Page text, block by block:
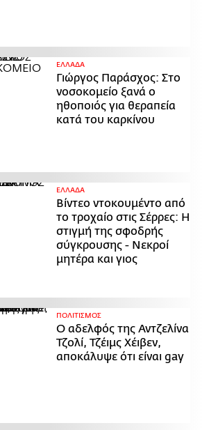
ΕΛΛΑΔΑ
Γιώργος Παράσχος: Στο
νοσοκομείο ξανά ο
ηθοποιός για θεραπεία
κατά του καρκίνου
ΕΛΛΑΔΑ
Βίντεο ντοκουμέντο από
το τροχαίο στις Σέρρες: Η
στιγμή της σφοδρής
σύγκρουσης - Νεκροί
μητέρα και γιος
ΠΟΛΙΤΙΣΜΟΣ
Ο αδελφός της Αντζελίνα
Τζολί, Τζέιμς Χέιβεν,
αποκάλυψε ότι είναι gay